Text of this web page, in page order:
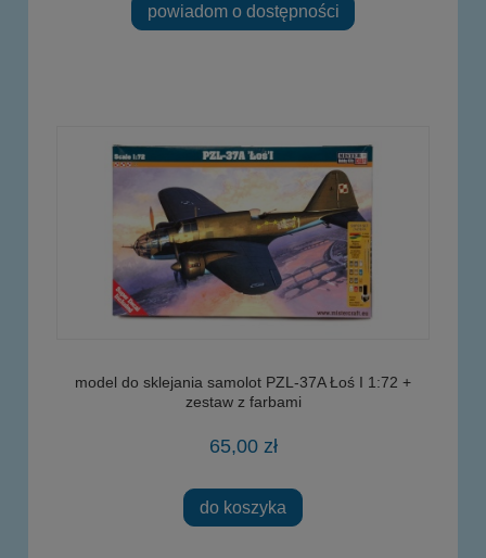
powiadom o dostępności
model do sklejania samolot PZL-37A Łoś I 1:72 +
zestaw z farbami
65,00 zł
do koszyka